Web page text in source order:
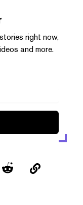
right now,
and more.